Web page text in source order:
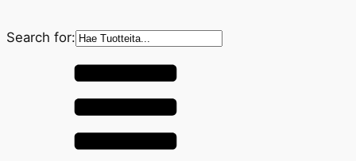
Search for: